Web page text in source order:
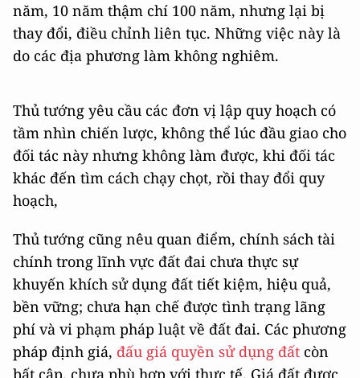
năm, 10 năm thậm chí 100 năm, nhưng lại bị
thay đổi, điều chỉnh liên tục. Những việc này là
do các địa phương làm không nghiêm.
Thủ tướng yêu cầu các đơn vị lập quy hoạch có
tầm nhìn chiến lược, không thể lúc đầu giao cho
đối tác này nhưng không làm được, khi đối tác
khác đến tìm cách chạy chọt, rồi thay đổi quy
hoạch,
Thủ tướng cũng nêu quan điểm, chính sách tài
chính trong lĩnh vực đất đai chưa thực sự
khuyến khích sử dụng đất tiết kiệm, hiệu quả,
bền vững; chưa hạn chế được tình trạng lãng
phí và vi phạm pháp luật về đất đai. Các phương
pháp định giá, đấu giá quyền sử dụng đất còn